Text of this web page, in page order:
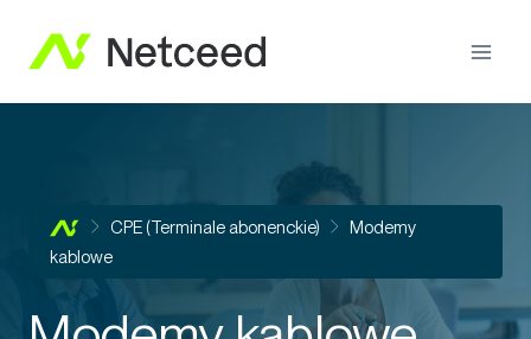
CPE (Terminale abonenckie)
Modemy
kablowe